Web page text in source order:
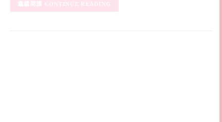
CONTINUE READING